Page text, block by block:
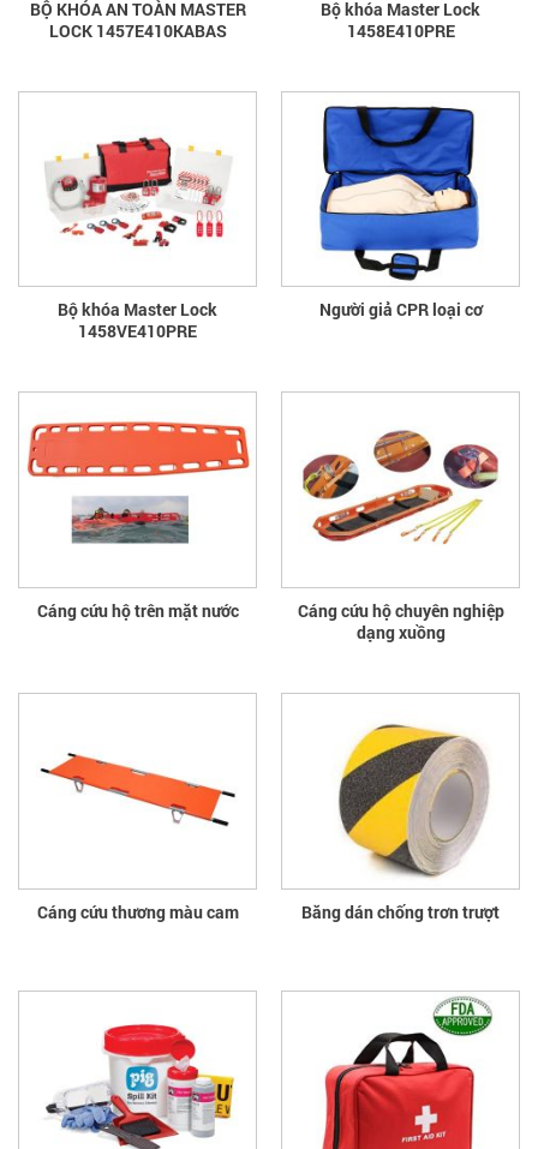
BỘ KHÓA AN TOÀN MASTER
LOCK 1457E410KABAS
Bộ khóa Master Lock
1458E410PRE
Bộ khóa Master Lock
1458VE410PRE
Người giả CPR loại cơ
Cáng cứu hộ trên mặt nước
Cáng cứu hộ chuyên nghiệp
dạng xuồng
Cáng cứu thương màu cam Băng dán chống trơn trượt